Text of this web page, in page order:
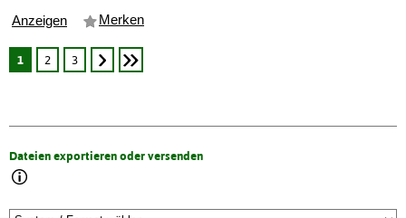
Anzeigen Merken
1 2 3
Dateien exportieren oder versenden